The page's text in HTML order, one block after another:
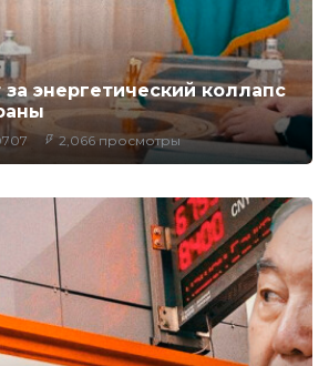
энергетический коллапс
2,066 просмотры